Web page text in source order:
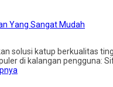
Yang Sangat Mudah
solusi katup berkualitas
di kalangan pengguna: